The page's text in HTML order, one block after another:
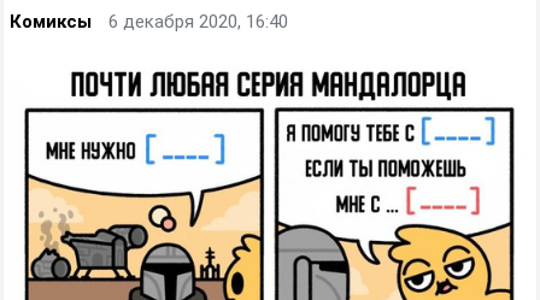
Комиксы 6 декабря 2020, 16:40